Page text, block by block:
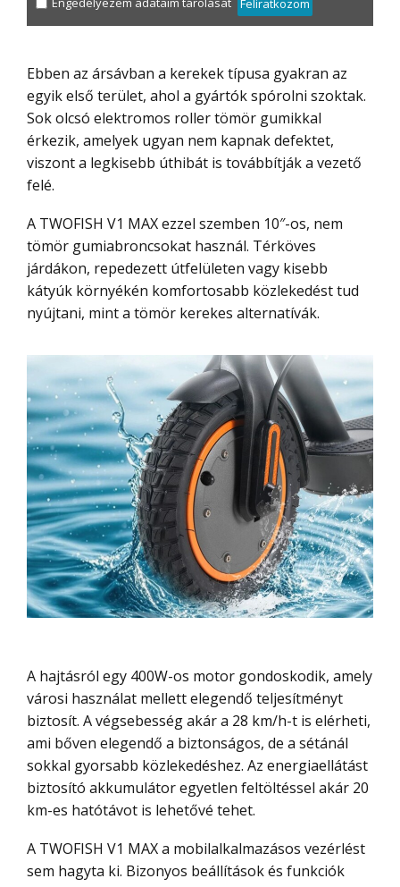
Feliratkozom
Ebben az ársávban a kerekek típusa gyakran az
egyik első terület, ahol a gyártók spórolni szoktak.
Sok olcsó elektromos roller tömör gumikkal
érkezik, amelyek ugyan nem kapnak defektet,
viszont a legkisebb úthibát is továbbítják a vezető
felé.
A TWOFISH V1 MAX ezzel szemben 10″-os, nem
tömör gumiabroncsokat használ. Térköves
járdákon, repedezett útfelületen vagy kisebb
kátyúk környékén komfortosabb közlekedést tud
nyújtani, mint a tömör kerekes alternatívák.
A hajtásról egy 400W-os motor gondoskodik, amely
városi használat mellett elegendő teljesítményt
biztosít. A végsebesség akár a 28 km/h-t is elérheti,
ami bőven elegendő a biztonságos, de a sétánál
sokkal gyorsabb közlekedéshez. Az energiaellátást
biztosító akkumulátor egyetlen feltöltéssel akár 20
km-es hatótávot is lehetővé tehet.
A TWOFISH V1 MAX a mobilalkalmazásos vezérlést
sem hagyta ki. Bizonyos beállítások és funkciók